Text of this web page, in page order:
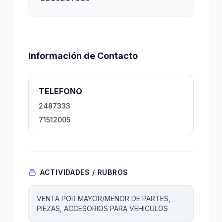
Información de Contacto
TELEFONO
2487333
71512005
ACTIVIDADES / RUBROS
VENTA POR MAYOR/MENOR DE PARTES,
PIEZAS, ACCESORIOS PARA VEHICULOS